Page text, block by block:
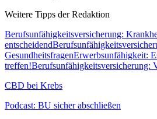
Weitere Tipps der Redaktion
Berufsunfähigkeitsversicherung:
entscheidend
GesundheitsfragenErwerbsunfähigkeit:
treffen!Berufsunfähigkeitsversicherung:
CBD bei Krebs
Podcast: BU sicher abschließen